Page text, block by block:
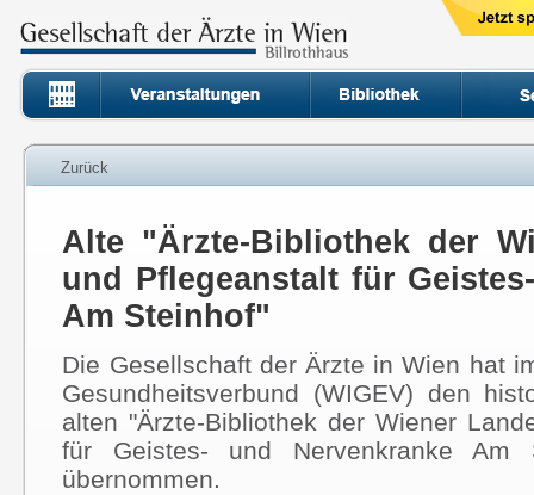
Zurück
Alte "Ärzte-Bibliothek der
und Pflegeanstalt für
Am Steinhof"
Die Gesellschaft der Ärzte in Wien hat
Gesundheitsverbund (WIGEV) den
alten "Ärzte-Bibliothek der Wiener
für Geistes- und Nervenkranke Am
übernommen.